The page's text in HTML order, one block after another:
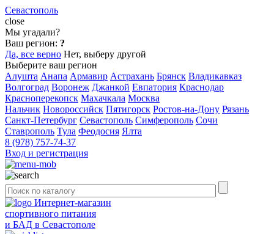
Севастополь
close
Мы угадали?
Ваш регион: ?
Да, все верно Нет, выберу другой
Выберите ваш регион
Алушта Анапа Армавир Астрахань Брянск Владикавказ
Волгоград Воронеж Джанкой Евпатория Краснодар
Красноперекопск Махачкала Москва
Нальчик Новороссийск Пятигорск Ростов-на-Дону Рязань
Санкт-Петербург Севастополь Симферополь Сочи
Ставрополь Тула Феодосия Ялта
8 (978) 757-74-37
Вход и регистрация
Интернет-магазин
спортивного питания
и БАД в Севастополе